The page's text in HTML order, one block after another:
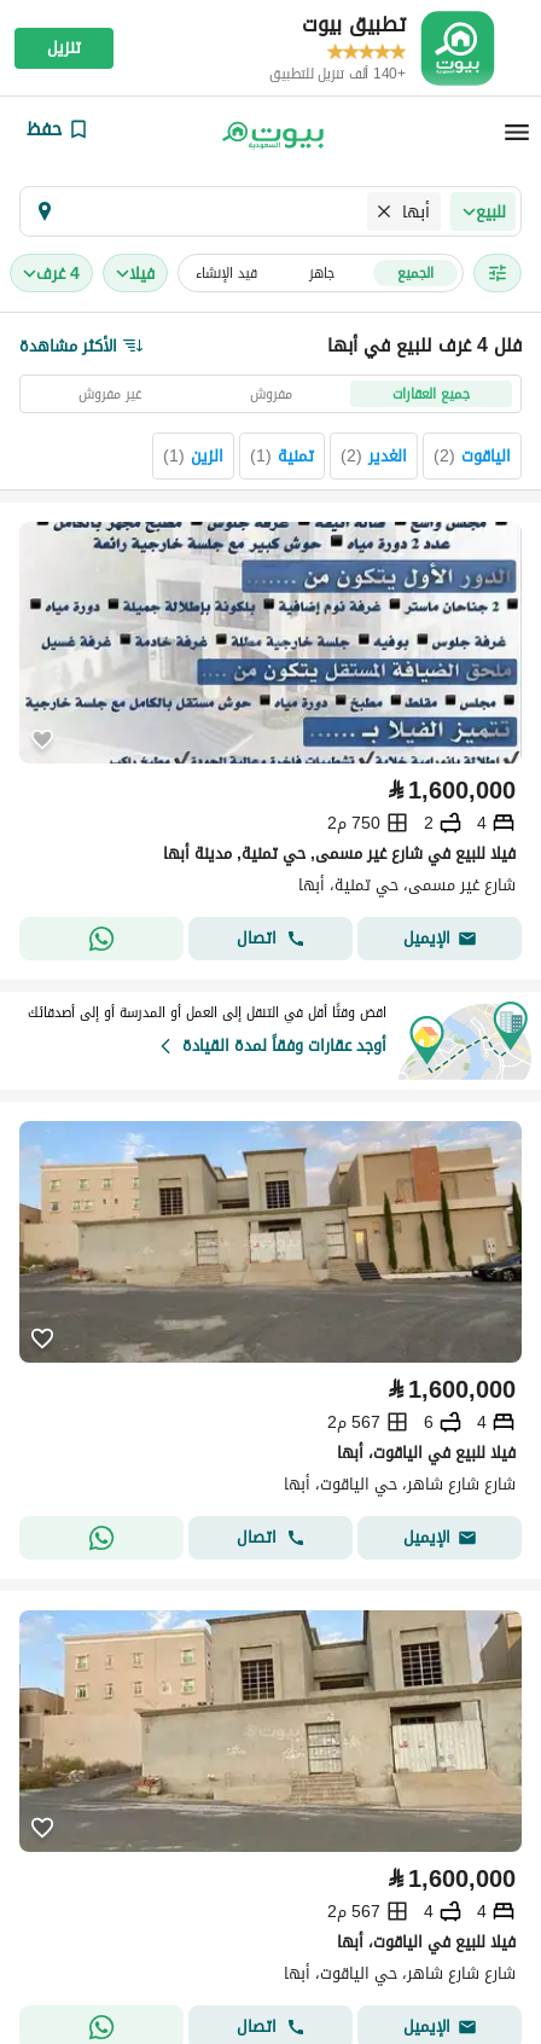
تطبيق بيوت
+140 ألف تنزيل للتطبيق
تنزيل
حفظ
للبيع أبها
الجميع جاهز قيد الإنشاء فیلا 4 غرف
فلل 4 غرف للبيع في أبها الأكثر مشاهدة
جميع العقارات مفروش غير مفروش
الياقوت (
2
) الغدير (
2
) تمنية (
1
) الزين (
1
)
⃁1,600,000
4
2
750 م2
فيلا للبيع في شارع غير مسمى, حي تمنية, مدينة أبها
شارع غير مسمى، حي تمنية، أبها
الإيميل
اتصال
اقض وقتًا أقل في التنقل إلى العمل أو المدرسة أو إلى أصدقائك
أوجد عقارات وفقاً لمدة القيادة
⃁1,600,000
4
6
567 م2
فيلا للبيع في الياقوت، أبها
شارع شارع شاهر، حي الياقوت، أبها
الإيميل
اتصال
⃁1,600,000
4
4
567 م2
فيلا للبيع في الياقوت، أبها
شارع شارع شاهر، حي الياقوت، أبها
الإيميل
اتصال